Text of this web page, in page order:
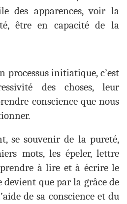
des apparences, voir la
être en capacité de la
processus initiatique, c’est
des choses, leur
conscience que nous
se souvenir de la pureté,
mots, les épeler, lettre
à lire et à écrire le
devient que par la grâce de
de sa conscience et du